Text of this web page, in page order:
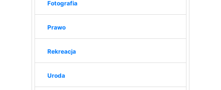
Fotografia
Prawo
Rekreacja
Uroda